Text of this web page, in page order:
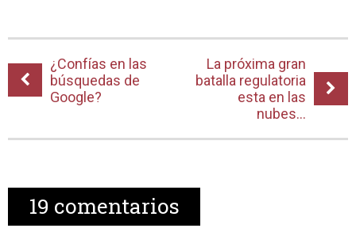
¿Confías en las
búsquedas de
Google?
La próxima gran
batalla regulatoria
esta en las
nubes…
19 comentarios